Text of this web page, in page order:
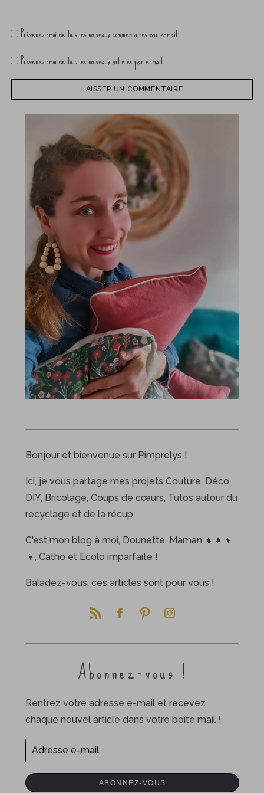
Prévenez-moi de tous les nouveaux commentaires par e-mail.
Prévenez-moi de tous les nouveaux articles par e-mail.
Bonjour et bienvenue sur Pimprelys !
Ici, je vous partage mes projets Couture, Déco,
DIY, Bricolage, Coups de cœurs, Tutos autour du
recyclage et de la récup.
C'est mon blog à moi, Dounette, Maman 👧👧👦
👦, Catho et Ecolo imparfaite !
Baladez-vous, ces articles sont pour vous !
Abonnez-vous !
Rentrez votre adresse e-mail et recevez
chaque nouvel article dans votre boîte mail !
d
r
ABONNEZ-VOUS